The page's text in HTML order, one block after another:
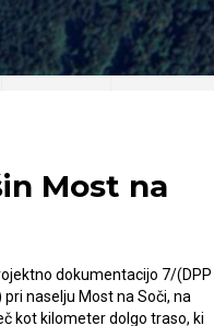
Most na
dokumentacijo 7/(DPP
naselju Most na Soči, na
kot kilometer dolgo traso, ki